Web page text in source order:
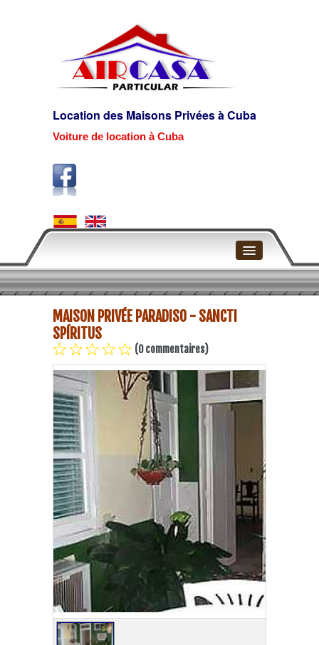
Location des Maisons Privées à Cuba
Voiture de location à Cuba
Page d'accueil
La Havane
Plage Havane
Pinar del Rio
Varadero
Cienfuegos
Trinidad
Autres villes
MAISON PRIVÉE PARADISO - SANCTI
SPÍRITUS
(0 commentaires)